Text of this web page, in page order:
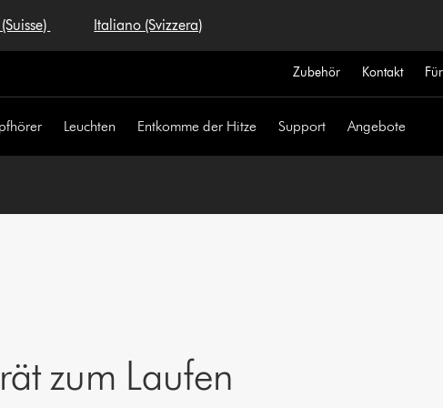
Italiano (Svizzera)
Zubehör Kontakt
Leuchten Entkomme der Hitze Support Angebote
zum Laufen